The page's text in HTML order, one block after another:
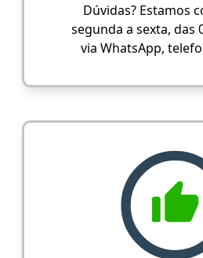
Dúvidas? Estamos
segunda a sexta, das
via WhatsApp,